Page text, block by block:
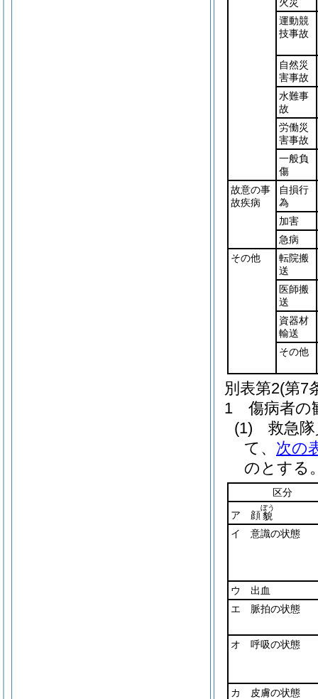
運動競
技事故
自然災
害事故
水難事
故
労働災
害事故
一般負
傷
故意の事
故疾病
自損行
為
加害
急病
その他
転院搬
送
医師搬
送
資器材
輸送
その他
別表第2(第7
1 傷病者の
(1) 救急隊
て、 次の
のとする
区分
ア 顔 貌
ぼう
イ 意識の状態
ウ 出血
エ 脈拍の状態
オ 呼吸の状態
カ 皮膚の状態